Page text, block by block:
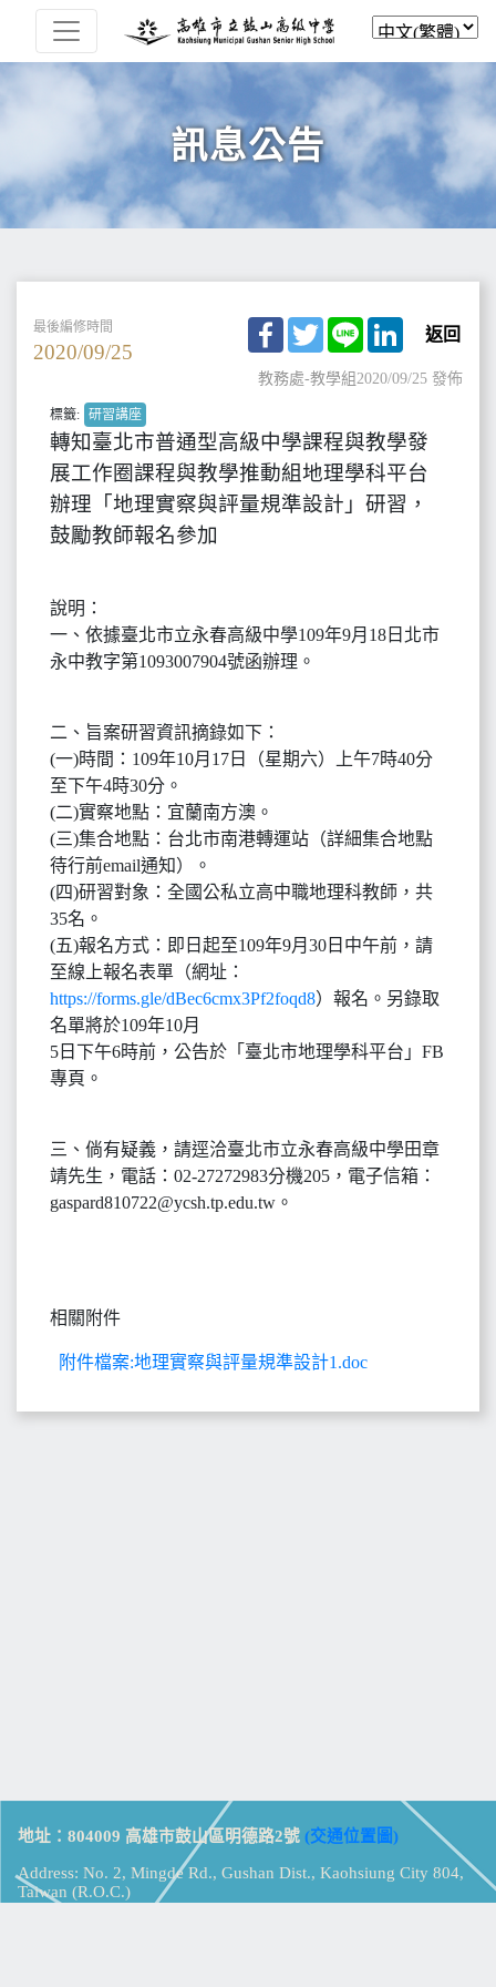
訊息公告
最後編修時間
2020/09/25
Facebook
TwitterLine LinkedIn
返回
教務處-教學組2020/09/25 發佈
標籤: 研習講座
轉知臺北市普通型高級中學課程與教學發
展工作圈課程與教學推動組地理學科平台
辦理「地理實察與評量規準設計」研習，
鼓勵教師報名參加
說明：
一、依據臺北市立永春高級中學109年9月18日北市
永中教字第1093007904號函辦理。
二、旨案研習資訊摘錄如下：
(一)時間：109年10月17日（星期六）上午7時40分
至下午4時30分。
(二)實察地點：宜蘭南方澳。
(三)集合地點：台北市南港轉運站（詳細集合地點
待行前email通知）。
(四)研習對象：全國公私立高中職地理科教師，共
35名。
(五)報名方式：即日起至109年9月30日中午前，請
至線上報名表單（網址：
https://forms.gle/dBec6cmx3Pf2foqd8）報名。另錄取
名單將於109年10月
5日下午6時前，公告於「臺北市地理學科平台」FB
專頁。
三、倘有疑義，請逕洽臺北市立永春高級中學田章
靖先生，電話：02-27272983分機205，電子信箱：
gaspard810722@ycsh.tp.edu.tw。
相關附件
附件檔案:地理實察與評量規準設計1.doc
地址：804009 高雄市鼓山區明德路2號 (交通位置圖)
Address: No. 2, Mingde Rd., Gushan Dist., Kaohsiung City 804,
Taiwan (R.O.C.)